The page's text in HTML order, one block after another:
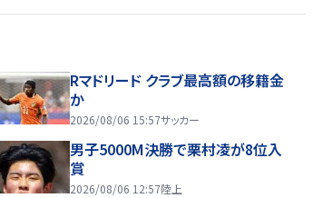
Rマドリード クラブ最高額の移籍金
か
2026/08/06 15:57サッカー
男子5000M決勝で栗村凌が8位入
賞
2026/08/06 12:57陸上